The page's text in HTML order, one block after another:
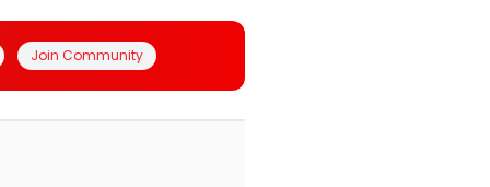
Join Community